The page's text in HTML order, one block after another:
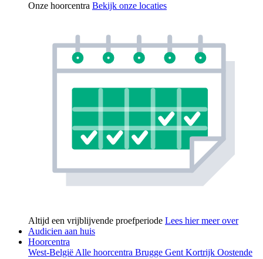
Onze hoorcentra Bekijk onze locaties
Altijd een vrijblijvende proefperiode Lees hier meer over
Audicien aan huis
Hoorcentra
West-België Alle hoorcentra Brugge Gent Kortrijk Oostende